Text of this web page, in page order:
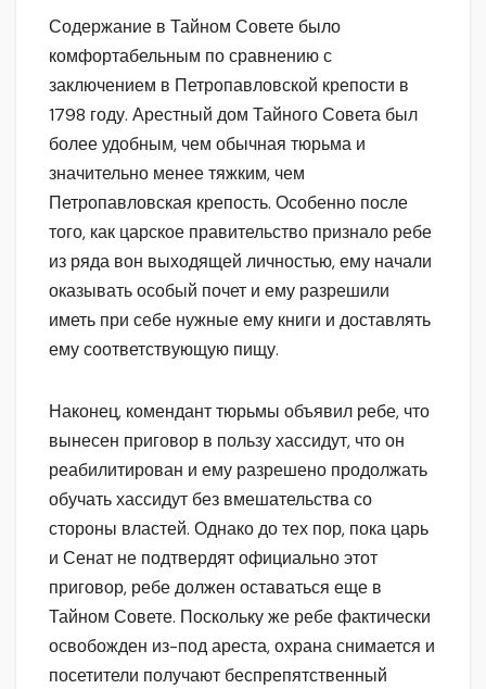
Содержание в Тайном Совете было
комфортабельным по сравнению с
заключением в Петропавловской крепости в
1798 году. Арестный дом Тайного Совета был
более удобным, чем обычная тюрьма и
значительно менее тяжким, чем
Петропавловская крепость. Особенно после
того, как царское правительство признало ребе
из ряда вон выходящей личностью, ему начали
оказывать особый почет и ему разрешили
иметь при себе нужные ему книги и доставлять
ему соответствующую пищу.
Наконец, комендант тюрьмы объявил ребе, что
вынесен приговор в пользу хассидут, что он
реабилитирован и ему разрешено продолжать
обучать хассидут без вмешательства со
стороны властей. Однако до тех пор, пока царь
и Сенат не подтвердят официально этот
приговор, ребе должен оставаться еще в
Тайном Совете. Поскольку же ребе фактически
освобожден из-под ареста, охрана снимается и
посетители получают беспрепятственный